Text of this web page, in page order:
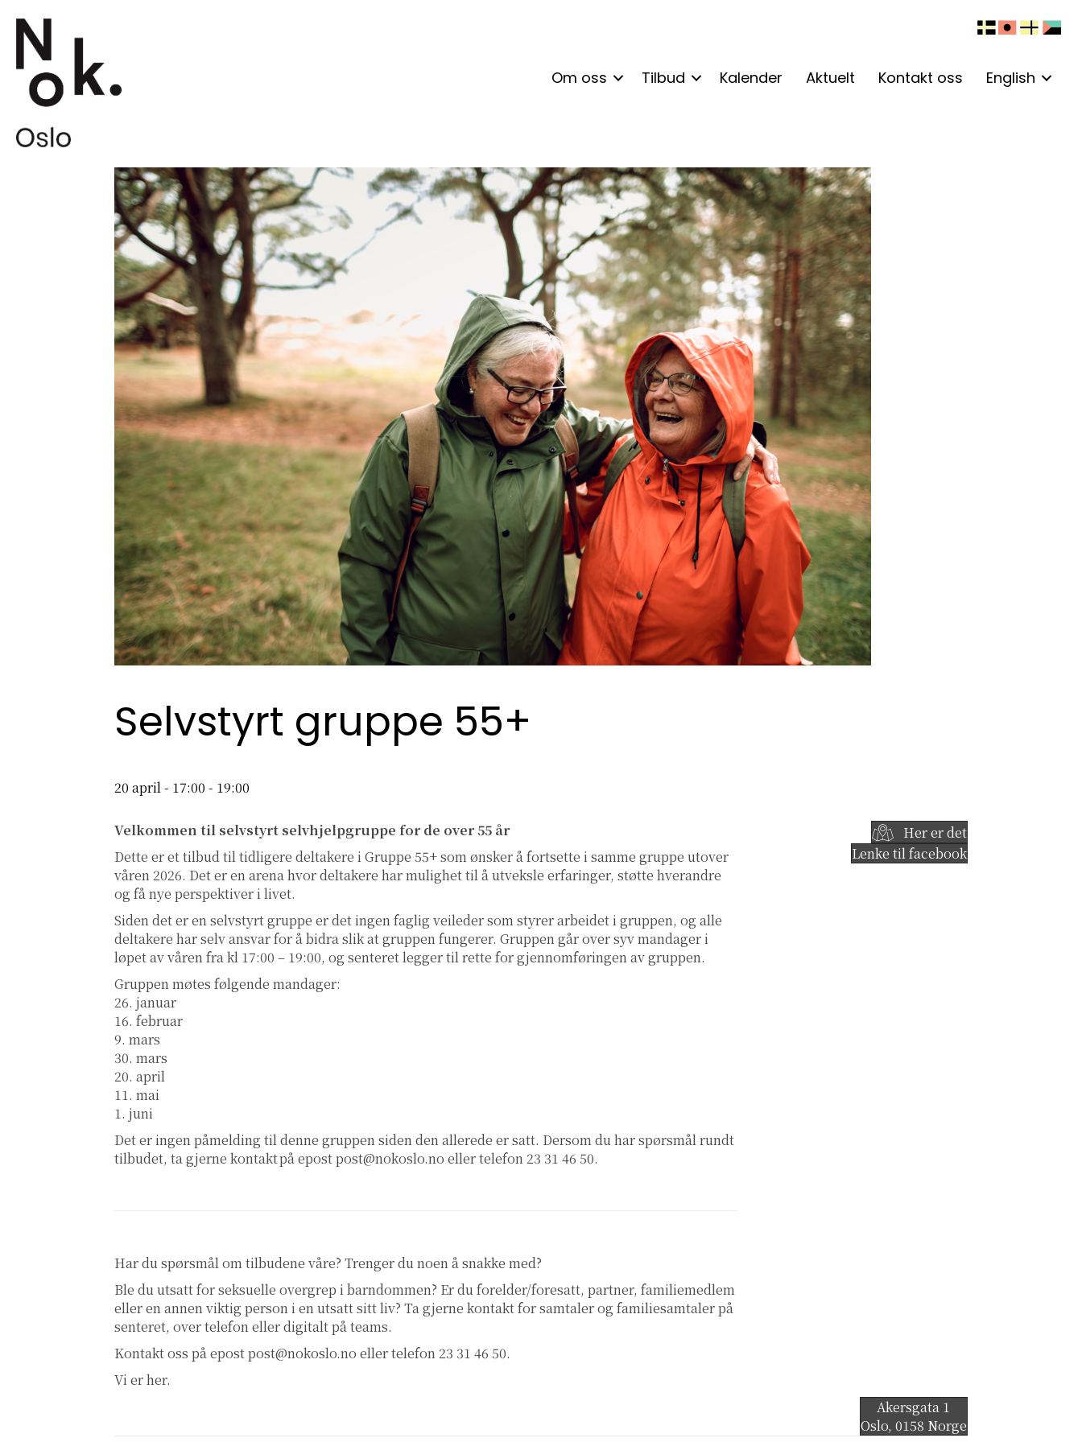
Om oss Tilbud Kalender Aktuelt Kontakt oss English
Selvstyrt gruppe 55+
20 april - 17:00 - 19:00
Velkommen til selvstyrt selvhjelpgruppe for de over 55 år
Dette er et tilbud til tidligere deltakere i Gruppe 55+ som ønsker å fortsette i samme gruppe utover
våren 2026. Det er en arena hvor deltakere har mulighet til å utveksle erfaringer, støtte hverandre
og få nye perspektiver i livet.
Siden det er en selvstyrt gruppe er det ingen faglig veileder som styrer arbeidet i gruppen, og alle
deltakere har selv ansvar for å bidra slik at gruppen fungerer. Gruppen går over syv mandager i
løpet av våren fra kl 17:00 – 19:00, og senteret legger til rette for gjennomføringen av gruppen.
Gruppen møtes følgende mandager:
26. januar
16. februar
9. mars
30. mars
20. april
11. mai
1. juni
Det er ingen påmelding til denne gruppen siden den allerede er satt. Dersom du har spørsmål rundt
tilbudet, ta gjerne kontakt på epost post@nokoslo.no eller telefon 23 31 46 50.
Har du spørsmål om tilbudene våre? Trenger du noen å snakke med?
Ble du utsatt for seksuelle overgrep i barndommen? Er du forelder/foresatt, partner, familiemedlem
eller en annen viktig person i en utsatt sitt liv? Ta gjerne kontakt for samtaler og familiesamtaler på
senteret, over telefon eller digitalt på teams.
Kontakt oss på epostpost@nokoslo.no eller telefon 23 31 46 50.
Vi er her.
Her er det
Lenke til facebook
Akersgata 1
Oslo, 0158 Norge